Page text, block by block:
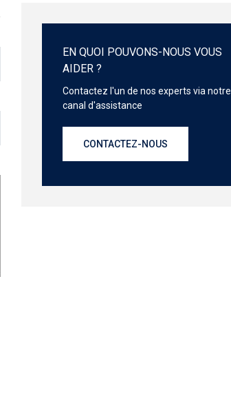
EN QUOI POUVONS-NOUS VOUS
AIDER ?
Contactez l'un de nos experts via notre
canal d'assistance
CONTACTEZ-NOUS